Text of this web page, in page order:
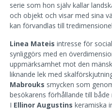
serie som hon själv kallar
och objekt och visar med sina
kan förvandlas till
Linea Mateis intresse för
synliggörs med en
uppmärksamhet mot den
liknande lek med
Mabrouks smycken som
besökarens förhållande till
I Ellinor Augustins keramiska